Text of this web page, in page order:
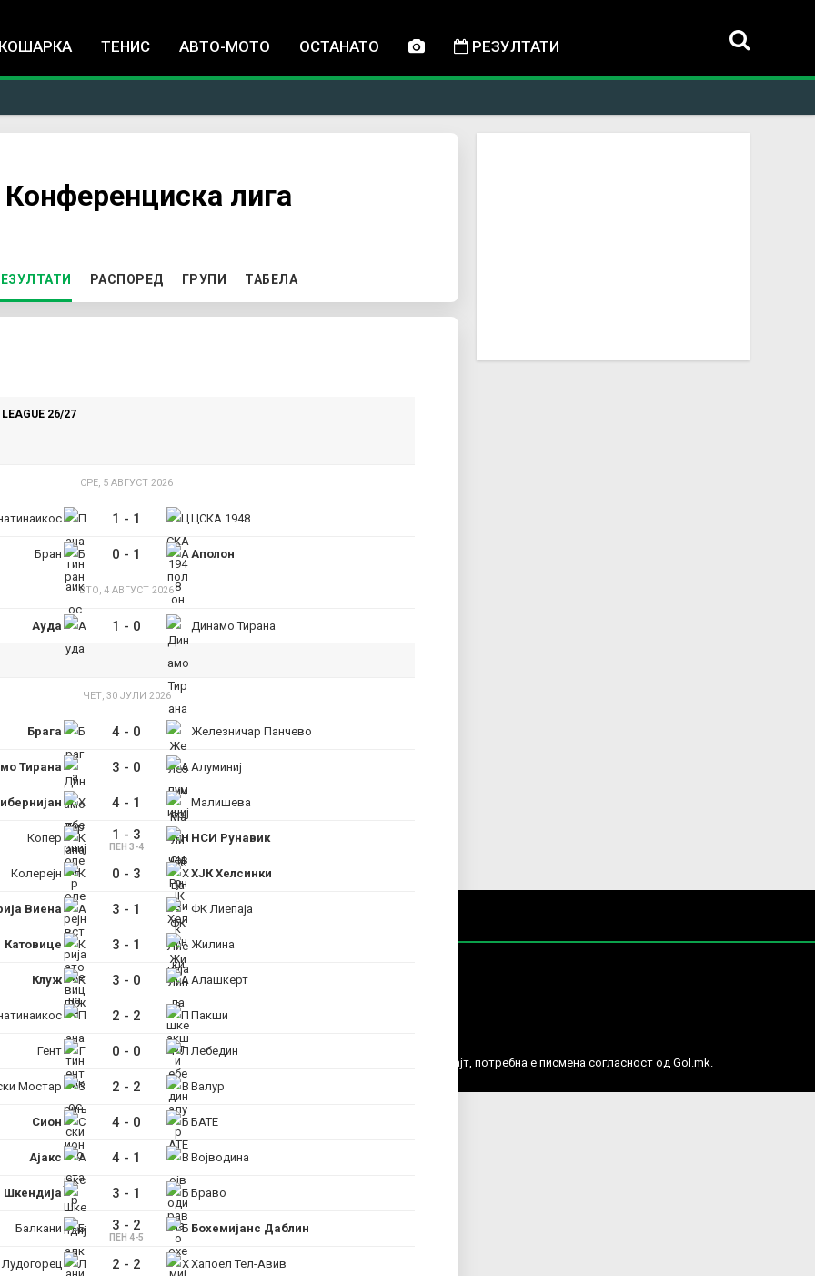
КОШАРКА ТЕНИС АВТО-МОТО ОСТАНАТО РЕЗУЛТАТИ
лига
(ACTIVE TAB)
РАСПОРЕД ГРУПИ ТАБЕЛА
LEAGUE 26/27
СРЕ, 5 АВГУСТ 2026
1 - 1 ЦСКА 1948
Бран 0 - 1 Аполон
ВТО, 4 АВГУСТ 2026
Ауда 1 - 0 Динамо Тирана
ЧЕТ, 30 ЈУЛИ 2026
Брага 4 - 0 Железничар Панчево
Тирана 3 - 0 Алуминиј
4 - 1 Малишева
Копер 1 - 3
ПЕН 3-4
НСИ Рунавик
Колерејн 0 - 3 ХЈК Хелсинки
Виена 3 - 1 ФК Лиепаја
Катовице 3 - 1 Жилина
Клуж 3 - 0 Алашкерт
2 - 2 Пакши
Гент 0 - 0 Лебедин
Мостар 2 - 2 Валур
Сион 4 - 0 БАТЕ
Ајакс 4 - 1 Војводина
Шкендија 3 - 1 Браво
Балкани 3 - 2
ПЕН 4-5
Бохемијанс Даблин
Лудогорец 2 - 2 Хапоел Тел-Авив
ИМПРЕСУМ МАРКЕТИНГ КОНТАКТ
© 2016-2026 Gol.mk
Сите права задржани
на Gol.mk се заштитени со Законот за авторското право и сродните права.
комерцијална употреба на текстови, фотографии или податоци од овој веб сајт, потребна е писмена согласност од Gol.mk.